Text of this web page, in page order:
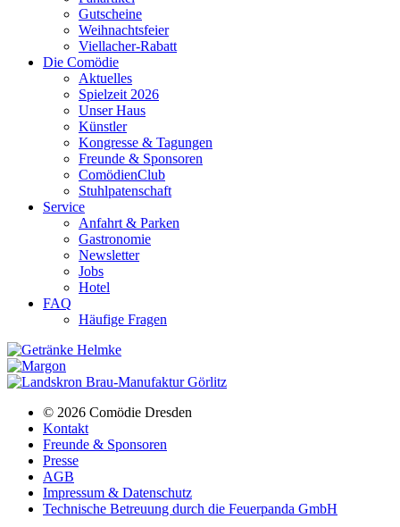
Gutscheine
Weihnachtsfeier
Viellacher-Rabatt
Die Comödie
Aktuelles
Spielzeit 2026
Unser Haus
Künstler
Kongresse & Tagungen
Freunde & Sponsoren
ComödienClub
Stuhlpatenschaft
Service
Anfahrt & Parken
Gastronomie
Newsletter
Jobs
Hotel
FAQ
Häufige Fragen
© 2026 Comödie Dresden
Kontakt
Freunde & Sponsoren
Presse
AGB
Impressum & Datenschutz
Technische Betreuung durch die Feuerpanda GmbH